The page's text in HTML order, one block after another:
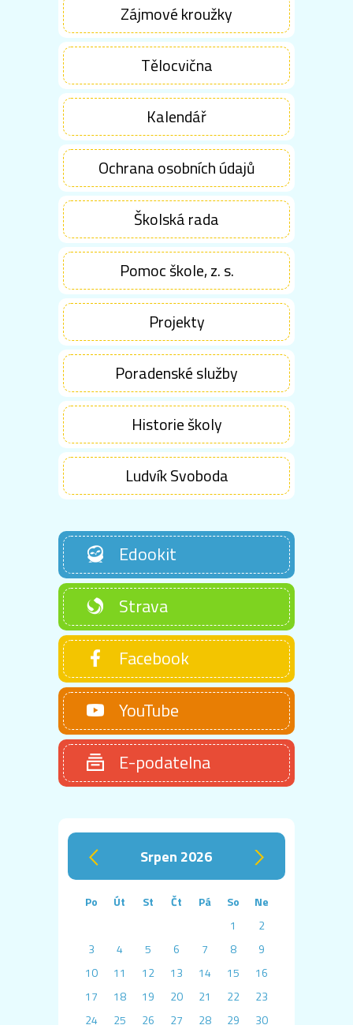
Zájmové kroužky
Tělocvična
Kalendář
Ochrana osobních údajů
Školská rada
Pomoc škole, z. s.
Projekty
Poradenské služby
Historie školy
Ludvík Svoboda
Edookit
Strava
Facebook
YouTube
E-podatelna
‹ srpen 2026 ›
Po Út St Čt Pá So
Ne
1
2
3
4 5 6 7 8
9
10
11 12 13 14 15
16
17
18 19 20 21 22
23
24
25 26 27 28 29 30